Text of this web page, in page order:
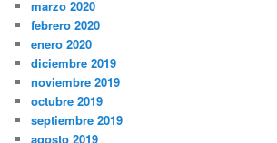
marzo 2020
febrero 2020
enero 2020
diciembre 2019
noviembre 2019
octubre 2019
septiembre 2019
agosto 2019